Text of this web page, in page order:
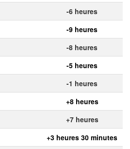
-6 heures
-9 heures
-8 heures
-5 heures
-1 heures
+8 heures
+7 heures
+3 heures 30 minutes